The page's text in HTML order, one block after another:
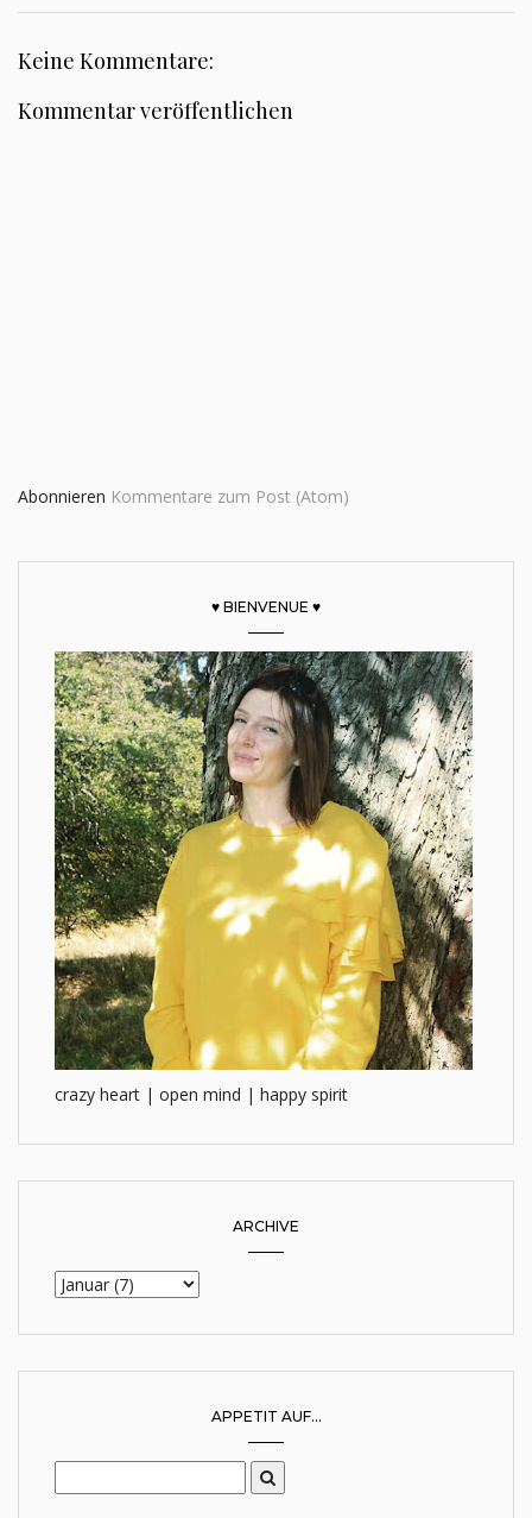
Keine Kommentare:
Kommentar veröffentlichen
Abonnieren Kommentare zum Post (Atom)
♥ BIENVENUE ♥
crazy heart | open mind | happy spirit
ARCHIVE
APPETIT AUF...